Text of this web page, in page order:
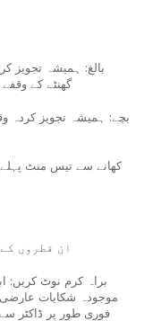
گھنٹے کے وقفے سے دن میں
بچے: ہمیشہ تجویز کردہ
کھانے سے تیس منٹ
ان قطروں
براہ کرم نوٹ کریں:
موجودہ شکایات
فوری طور پر ڈاکٹر